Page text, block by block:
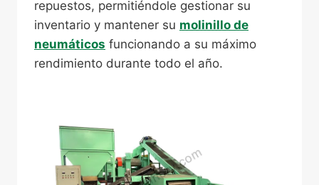
repuestos, permitiéndole gestionar su
inventario y mantener su molinillo de
neumáticos funcionando a su máximo
rendimiento durante todo el año.